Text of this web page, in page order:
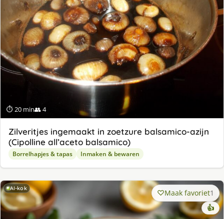
⏱ 20 min👥 4
Zilveritjes ingemaakt in zoetzure balsamico-azijn
(Cipolline all’aceto balsamico)
Borrelhapjes & tapas Inmaken & bewaren
AI-kok Maak favoriet1
👍